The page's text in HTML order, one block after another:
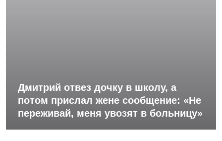
Дмитрий отвез дочку в школу, а
потом прислал жене сообщение: «Не
переживай, меня увозят в больницу»